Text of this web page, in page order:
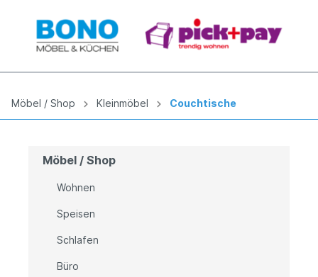
Möbel / Shop Kleinmöbel Couchtische
Möbel / Shop
Wohnen
Speisen
Schlafen
Büro